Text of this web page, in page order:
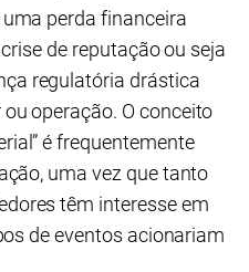
perda financeira
de reputação ou seja
regulatória drástica
operação. O conceito
é frequentemente
uma vez que tanto
têm interesse em
de eventos acionariam